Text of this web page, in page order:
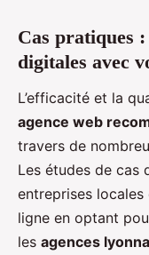
Cas pratiques
digitales avec
L’efficacité et la
agence web
travers de
Les études de cas
entreprises
ligne en optant
les agences